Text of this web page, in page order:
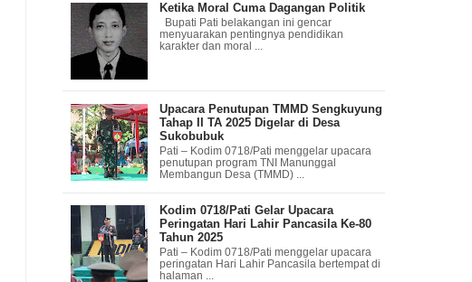
Ketika Moral Cuma Dagangan Politik
Bupati Pati belakangan ini gencar
menyuarakan pentingnya pendidikan
karakter dan moral ...
Upacara Penutupan TMMD Sengkuyung
Tahap II TA 2025 Digelar di Desa
Sukobubuk
Pati – Kodim 0718/Pati menggelar upacara
penutupan program TNI Manunggal
Membangun Desa (TMMD) ...
Kodim 0718/Pati Gelar Upacara
Peringatan Hari Lahir Pancasila Ke-80
Tahun 2025
Pati – Kodim 0718/Pati menggelar upacara
peringatan Hari Lahir Pancasila bertempat di
halaman ...